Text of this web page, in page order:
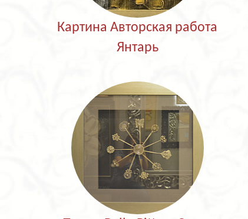
Картина Авторская работа
Янтарь